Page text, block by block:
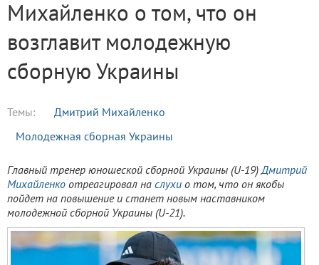
Михайленко о том, что он
возглавит молодежную
сборную Украины
Темы:
Дмитрий Михайленко
Молодежная сборная Украины
Главный тренер юношеской сборной Украины (U-19)Дмитрий
Михайленко отреагировал на слухи о том, что он якобы
пойдет на повышение и станет новым наставником
молодежной сборной Украины (U-21).